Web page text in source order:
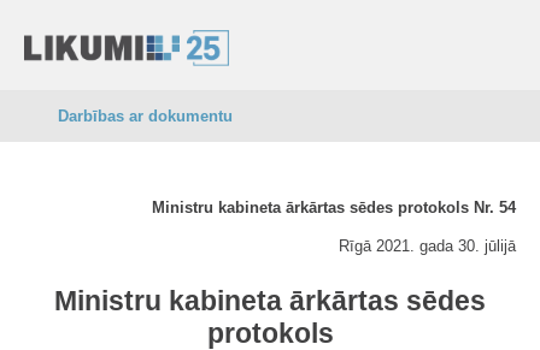
Darbības ar dokumentu
Ministru kabineta ārkārtas sēdes protokols Nr. 54
Rīgā 2021. gada 30. jūlijā
Ministru kabineta ārkārtas sēdes
protokols